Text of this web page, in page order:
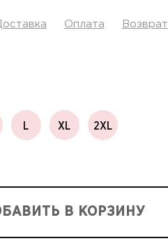
Оплата Возврат
L XL 2XL
В КОРЗИНУ